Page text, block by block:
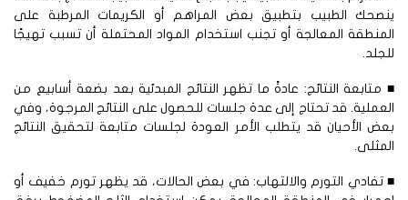
الطبيب بتطبيق بعض المراهم أو الكريمات المرطبة على
المعالجة أو تجنب استخدام المواد المحتملة أن تسبب تهيجًا
متابعة النتائج: عادةً ما تظهر النتائج المبدئية بعد بضعة أسابيع من
قد تحتاج إلى عدة جلسات للحصول على النتائج المرجوة، وفي
الأحيان قد يتطلب الأمر العودة لجلسات متابعة لتحقيق النتائج
تفادي التورم والالتهاب: في بعض الحالات، قد يظهر تورم خفيف أو